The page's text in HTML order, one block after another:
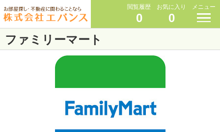
閲覧履歴
0
お気に入り
0
メニュー
ファミリーマート